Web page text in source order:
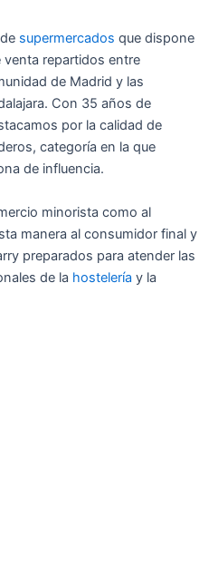
supermercados que dispone
repartidos entre
de Madrid y las
Con 35 años de
por la calidad de
categoría en la que
de influencia.
minorista como al
manera al consumidor final y
preparados para atender las
de la hostelería y la